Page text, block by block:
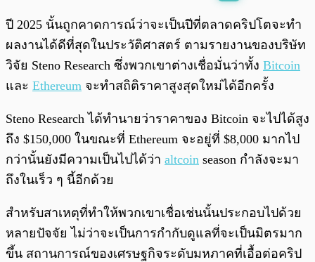
พร้อมเล่น 0:00 /
ปี 2025 นั้นถูกคาดการณ์ว่าจะเป็นปีที่ตลาดคริปโตจะทำ
ผลงานได้ดีที่สุดในประวัติศาสตร์ ตามรายงานของบริษัท
วิจัย Steno Research ซึ่งพวกเขาต่างเชื่อมั่นว่าทั้ง Bitcoin
และ Ethereum จะทำสถิติราคาสูงสุดใหม่ได้อีกครั้ง
Steno Research ได้ทำนายว่าราคาของ Bitcoin จะไปได้สูง
ถึง $150,000 ในขณะที่ Ethereum จะอยู่ที่ $8,000 มากไป
กว่านั้นยังมีความเป็นไปได้ว่า altcoin season กำลังจะมา
ถึงในเร็ว ๆ นี้อีกด้วย
สำหรับสาเหตุที่ทำให้พวกเขาเชื่อเช่นนั้นประกอบไปด้วย
หลายปัจจัย ไม่ว่าจะเป็นการกำกับดูแลที่จะเป็นมิตรมาก
ขึ้น สถานการณ์ของเศรษฐกิจระดับมหภาคที่เอื้อต่อคริป